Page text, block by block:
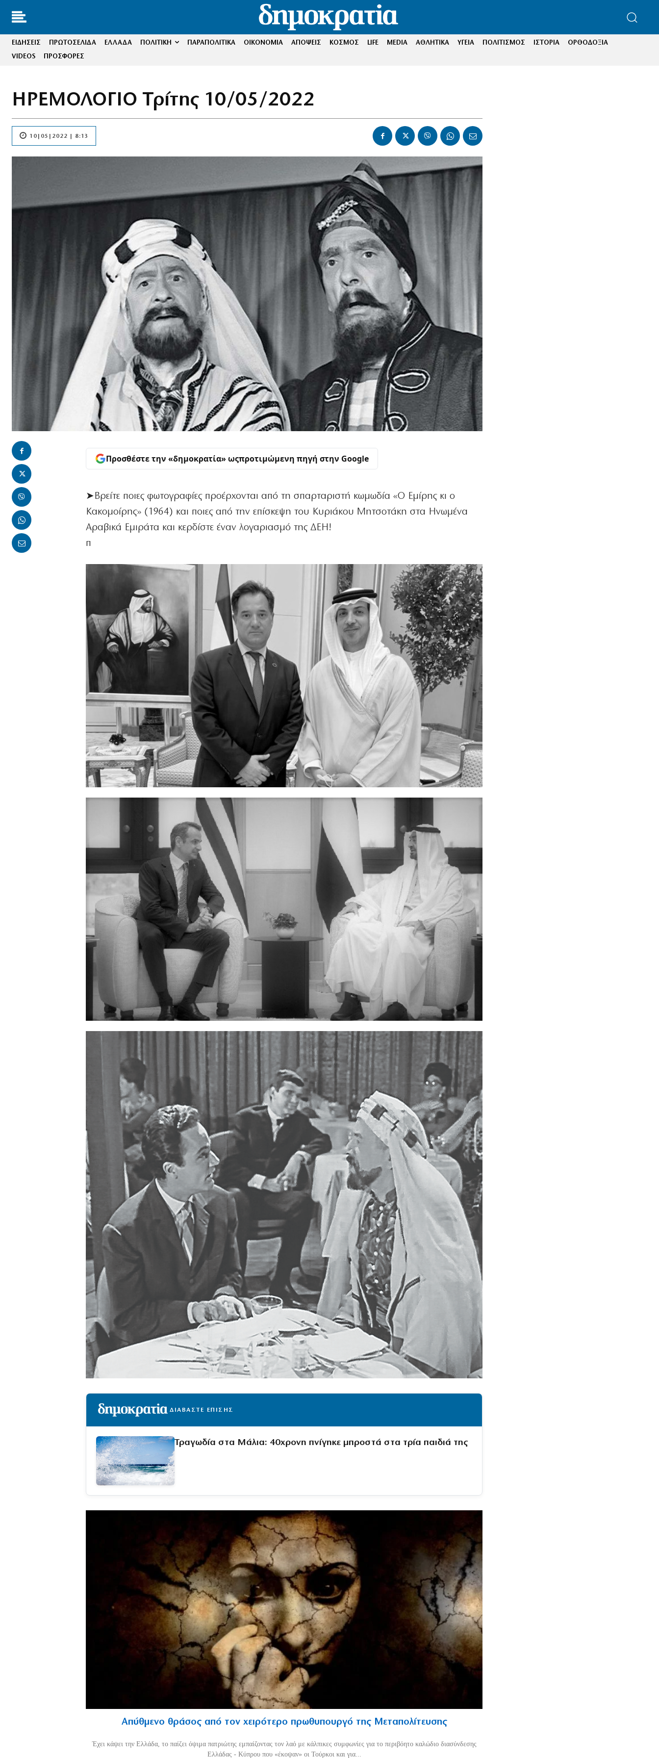
ΕΙΔΗΣΕΙΣ ΠΡΩΤΟΣΕΛΙΔΑ ΕΛΛΑΔΑ ΠΟΛΙΤΙΚΗ ΠΑΡΑΠΟΛΙΤΙΚΑ ΟΙΚΟΝΟΜΙΑ ΑΠΟΨΕΙΣ ΚΟΣΜΟΣ LIFE MEDIA ΑΘΛΗΤΙΚΑ ΥΓΕΙΑ ΠΟΛΙΤΙΣΜΟΣ ΙΣΤΟΡΙΑ
ΟΡΘΟΔΟΞΙΑ
VIDEOS
ΠΡΟΣΦΟΡΕΣ
ΗΡΕΜΟΛΟΓΙΟ Τρίτης 10/05/2022
10|05|2022 | 8:13
Προσθέστε την «δημοκρατία» ωςπροτιμώμενη πηγή στην Google
➤Βρείτε ποιες φωτογραφίες προέρχονται από τη σπαρταριστή κωμωδία «Ο Εμίρης κι ο
Κακομοίρης» (1964) και ποιες από την επίσκεψη του Κυριάκου Μητσοτάκη στα Ηνωμένα
Αραβικά Εμιράτα και κερδίστε έναν λογαριασμό της ΔΕΗ!
π
ΔΙΑΒΑΣΤΕ ΕΠΙΣΗΣ
Τραγωδία στα Μάλια: 40χρονη πνίγηκε μπροστά στα τρία παιδιά της
Απύθμενο θράσος από τον χειρότερο πρωθυπουργό της Μεταπολίτευσης
Έχει κάψει την Ελλάδα, το παίζει όψιμα πατριώτης εμπαίζοντας τον λαό με κάλπικες συμφωνίες για το περιβόητο καλώδιο διασύνδεσης
Ελλάδας - Κύπρου που «έκοψαν» οι Τούρκοι και για...